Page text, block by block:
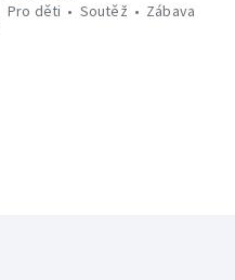
Pro děti
Soutěž Zábava